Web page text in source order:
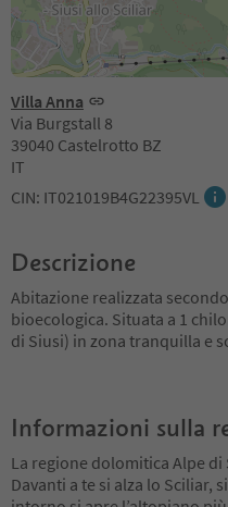
Villa Anna
Via Burgstall 8
39040 Castelrotto BZ
IT
CIN: IT021019B4G22395VL
Descrizione
Abitazione realizzata
bioecologica. Situata a 1
di Siusi) in zona tranquilla e
Informazioni sulla
La regione dolomitica Alpe
Davanti a te si alza lo Sciliar,